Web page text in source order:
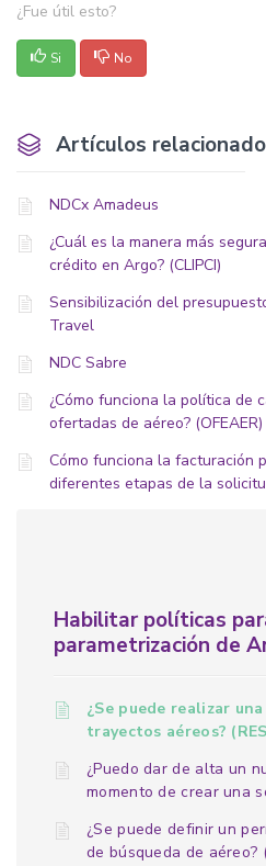
¿Fue útil esto?
Si No
Artículos
NDCx Amadeus
¿Cuál es la manera más
crédito en Argo? (CLIPCI)
Sensibilización del
Travel
NDC Sabre
¿Cómo funciona la política de
ofertadas de aéreo? (OFEAER)
Cómo funciona la facturación
diferentes etapas de la
Habilitar políticas
parametrización de
¿Se puede realizar
trayectos aéreos?
¿Puedo dar de alta un
momento de crear una
¿Se puede definir un
de búsqueda de aéreo?